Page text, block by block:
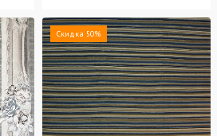
Скидка 50%